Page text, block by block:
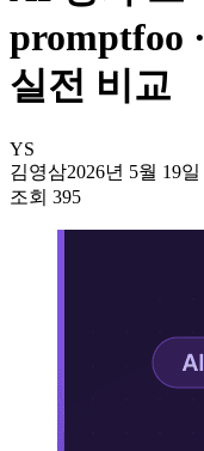
promptfoo
실전 비교
YS
김영삼2026년 5월 19일
조회 395